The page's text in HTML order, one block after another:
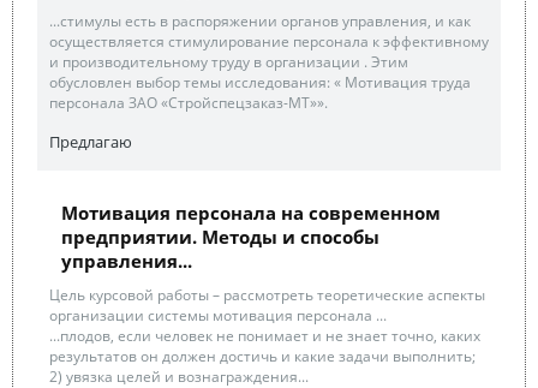
...стимулы есть в распоряжении органов управления, и как
осуществляется стимулирование персонала к эффективному
и производительному труду в организации . Этим
обусловлен выбор темы исследования: « Мотивация труда
персонала ЗАО «Стройспецзаказ-МТ»».
Предлагаю
Мотивация персонала на современном
предприятии. Методы и способы
управления...
Цель курсовой работы – рассмотреть теоретические аспекты
организации системы мотивация персонала ...
...плодов, если человек не понимает и не знает точно, каких
результатов он должен достичь и какие задачи выполнить;
2) увязка целей и вознаграждения...